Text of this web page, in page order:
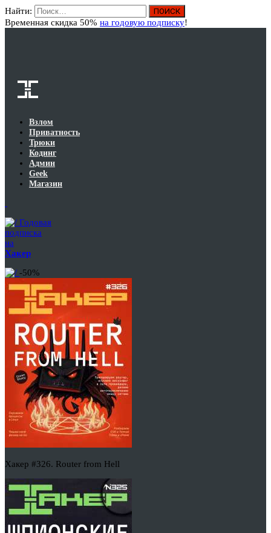
Найти:
Временная скидка 50% на годовую подписку!
Взлом
Приватность
Трюки
Кодинг
Админ
Geek
Магазин
Годовая
подписка
на
Хакер
-50%
Хакер #326. Router from Hell